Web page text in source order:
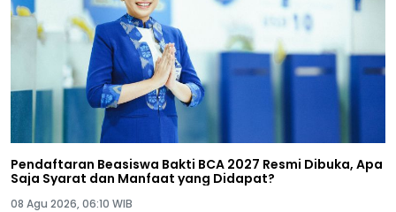
Pendaftaran Beasiswa Bakti BCA 2027 Resmi Dibuka, Apa
Saja Syarat dan Manfaat yang Didapat?
08 Agu 2026, 06:10 WIB